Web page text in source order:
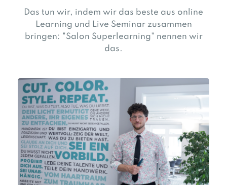
Das tun wir, indem wir das beste aus online
Learning und Live Seminar zusammen
bringen: "Salon Superlearning" nennen wir
das.